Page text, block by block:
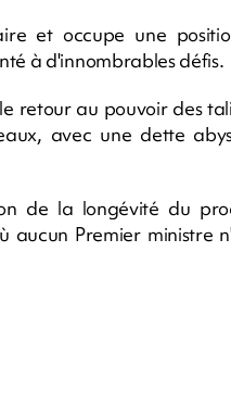
et occupe une
à d'innombrables défis.
retour au pouvoir des
avec une dette
de la longévité du
Premier ministre